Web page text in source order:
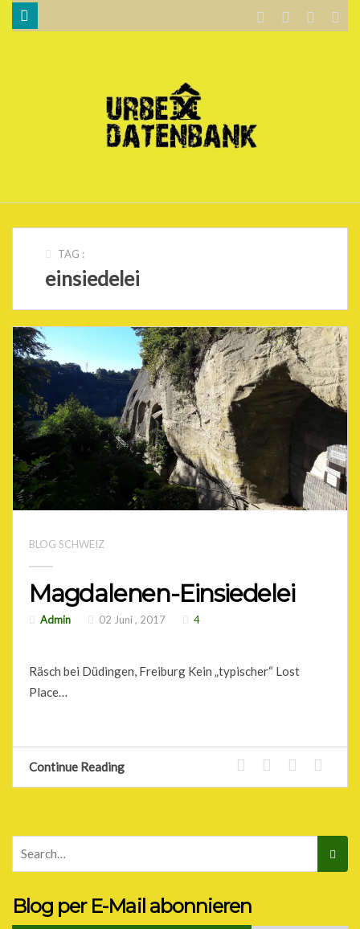
DATENSCHUTZERKLÄRUNG
TAG :
einsiedelei
BLOG SCHWEIZ
Magdalenen-Einsiedelei
Admin 02 Juni , 2017 4
Räsch bei Düdingen, Freiburg Kein „typischer“ Lost
Place…
Continue Reading
Blog per E-Mail abonnieren